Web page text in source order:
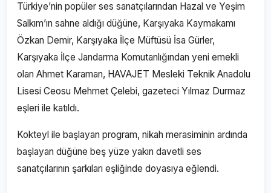
Türkiye’nin popüler ses sanatçılarından Hazal ve Yeşim
Salkım’ın sahne aldığı düğüne, Karşıyaka Kaymakamı
Özkan Demir, Karşıyaka İlçe Müftüsü İsa Gürler,
Karşıyaka İlçe Jandarma Komutanlığından yeni emekli
olan Ahmet Karaman, HAVAJET Mesleki Teknik Anadolu
Lisesi Ceosu Mehmet Çelebi, gazeteci Yılmaz Durmaz
eşleri ile katıldı.
Kokteyl ile başlayan program, nikah merasiminin ardında
başlayan düğüne beş yüze yakın davetli ses
sanatçılarının şarkıları eşliğinde doyasıya eğlendi.